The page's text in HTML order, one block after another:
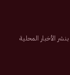
تم تأسيسها عام 2007م تهتم بنشر الأخبار المحلية